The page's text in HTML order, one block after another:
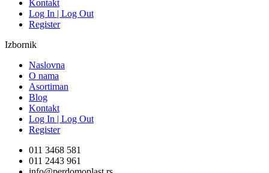
Kontakt
Log In | Log Out
Register
Izbornik
Naslovna
O nama
Asortiman
Blog
Kontakt
Log In | Log Out
Register
011 3468 581
011 2443 961